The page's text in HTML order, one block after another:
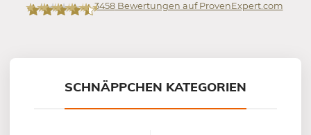
3458Bewertungen auf ProvenExpert.com
SCHNÄPPCHEN KATEGORIEN